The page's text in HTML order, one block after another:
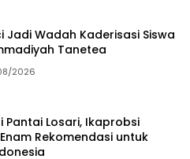
Jadi Wadah Kaderisasi Siswa
Tanetea
2026
Pantai Losari, Ikaprobsi
Rekomendasi untuk